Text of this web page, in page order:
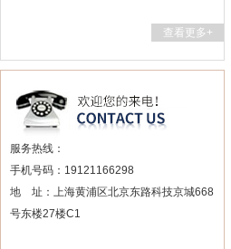
查看更多+
服务热线：
手机号码：19121166298
地 址：上海黄浦区北京东路科技京城668
号东楼27楼C1